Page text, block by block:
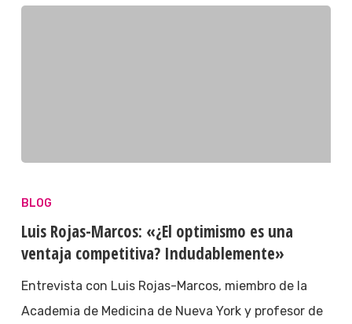
BLOG
Luis Rojas-Marcos: «¿El optimismo es una
ventaja competitiva? Indudablemente»
Entrevista con Luis Rojas-Marcos, miembro de la
Academia de Medicina de Nueva York y profesor de